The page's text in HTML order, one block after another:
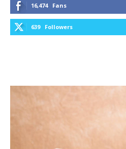
16,474 Fans
639 Followers